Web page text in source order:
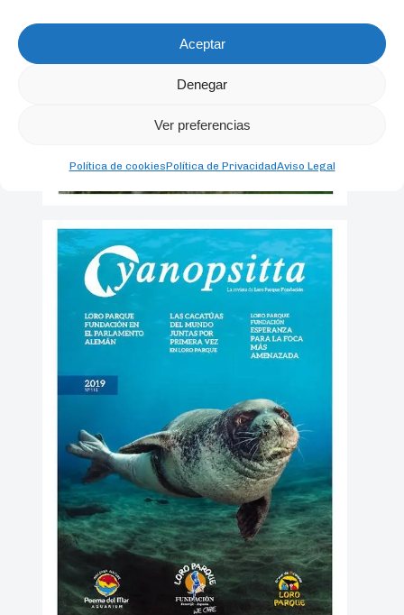
Aceptar
Denegar
Ver preferencias
Política de cookiesPolítica de PrivacidadAviso Legal